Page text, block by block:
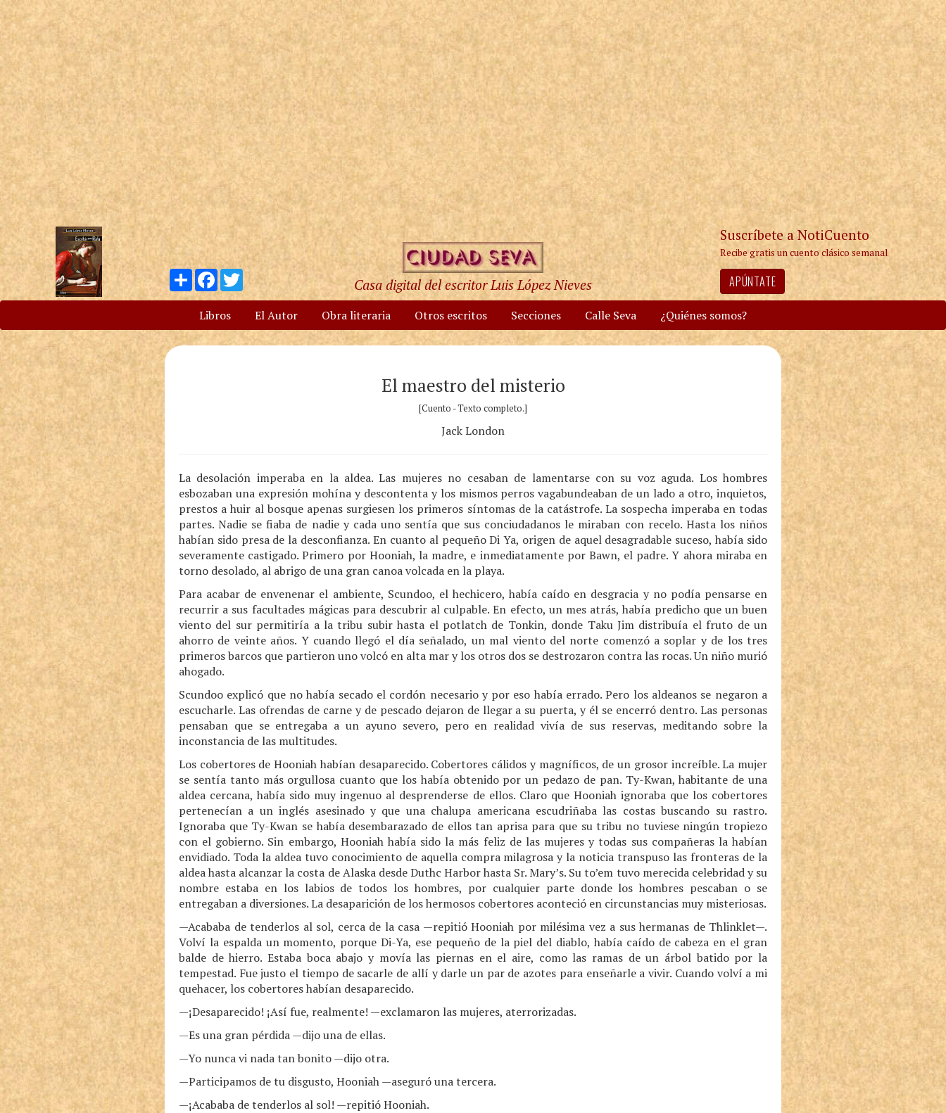
Compartir
Facebook
Twitter
Casa digital del escritor Luis López Nieves
Suscríbete a NotiCuento
Recibe gratis un cuento clásico semanal
APÚNTATE
Libros El Autor Obra literaria Otros escritos Secciones Calle Seva ¿Quiénes somos?
El maestro del misterio
[Cuento - Texto completo.]
Jack London
La desolación imperaba en la aldea. Las mujeres no cesaban de lamentarse con su voz aguda. Los hombres
esbozaban una expresión mohína y descontenta y los mismos perros vagabundeaban de un lado a otro, inquietos,
prestos a huir al bosque apenas surgiesen los primeros síntomas de la catástrofe. La sospecha imperaba en todas
partes. Nadie se fiaba de nadie y cada uno sentía que sus conciudadanos le miraban con recelo. Hasta los niños
habían sido presa de la desconfianza. En cuanto al pequeño Di Ya, origen de aquel desagradable suceso, había sido
severamente castigado. Primero por Hooniah, la madre, e inmediatamente por Bawn, el padre. Y ahora miraba en
torno desolado, al abrigo de una gran canoa volcada en la playa.
Para acabar de envenenar el ambiente, Scundoo, el hechicero, había caído en desgracia y no podía pensarse en
recurrir a sus facultades mágicas para descubrir al culpable. En efecto, un mes atrás, había predicho que un buen
viento del sur permitiría a la tribu subir hasta el potlatch de Tonkin, donde Taku Jim distribuía el fruto de un
ahorro de veinte años. Y cuando llegó el día señalado, un mal viento del norte comenzó a soplar y de los tres
primeros barcos que partieron uno volcó en alta mar y los otros dos se destrozaron contra las rocas. Un niño murió
ahogado.
Scundoo explicó que no había secado el cordón necesario y por eso había errado. Pero los aldeanos se negaron a
escucharle. Las ofrendas de carne y de pescado dejaron de llegar a su puerta, y él se encerró dentro. Las personas
pensaban que se entregaba a un ayuno severo, pero en realidad vivía de sus reservas, meditando sobre la
inconstancia de las multitudes.
Los cobertores de Hooniah habían desaparecido. Cobertores cálidos y magníficos, de un grosor increíble. La mujer
se sentía tanto más orgullosa cuanto que los había obtenido por un pedazo de pan. Ty-Kwan, habitante de una
aldea cercana, había sido muy ingenuo al desprenderse de ellos. Claro que Hooniah ignoraba que los cobertores
pertenecían a un inglés asesinado y que una chalupa americana escudriñaba las costas buscando su rastro.
Ignoraba que Ty-Kwan se había desembarazado de ellos tan aprisa para que su tribu no tuviese ningún tropiezo
con el gobierno. Sin embargo, Hooniah había sido la más feliz de las mujeres y todas sus compañeras la habían
envidiado. Toda la aldea tuvo conocimiento de aquella compra milagrosa y la noticia transpuso las fronteras de la
aldea hasta alcanzar la costa de Alaska desde Duthc Harbor hasta Sr. Mary’s. Su to’em tuvo merecida celebridad y su
nombre estaba en los labios de todos los hombres, por cualquier parte donde los hombres pescaban o se
entregaban a diversiones. La desaparición de los hermosos cobertores aconteció en circunstancias muy misteriosas.
—Acababa de tenderlos al sol, cerca de la casa —repitió Hooniah por milésima vez a sus hermanas de Thlinklet—.
Volví la espalda un momento, porque Di-Ya, ese pequeño de la piel del diablo, había caído de cabeza en el gran
balde de hierro. Estaba boca abajo y movía las piernas en el aire, como las ramas de un árbol batido por la
tempestad. Fue justo el tiempo de sacarle de allí y darle un par de azotes para enseñarle a vivir. Cuando volví a mi
quehacer, los cobertores habían desaparecido.
—¡Desaparecido! ¡Así fue, realmente! —exclamaron las mujeres, aterrorizadas.
—Es una gran pérdida —dijo una de ellas.
—Yo nunca vi nada tan bonito —dijo otra.
—Participamos de tu disgusto, Hooniah —aseguró una tercera.
—¡Acababa de tenderlos al sol! —repitió Hooniah.